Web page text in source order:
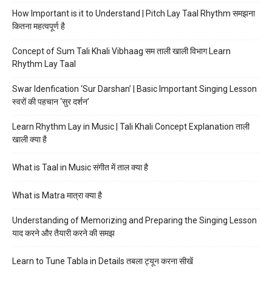
How Important is it to Understand | Pitch Lay Taal Rhythm समझना
कितना महत्वपूर्ण है
Concept of Sum Tali Khali Vibhaag सम ताली खाली विभाग Learn
Rhythm Lay Taal
Swar Idenfication ‘Sur Darshan’ | Basic Important Singing Lesson
स्वरों की पहचान ‘सुर दर्शन’
Learn Rhythm Lay in Music | Tali Khali Concept Explanation ताली
खाली क्या है
What is Taal in Music संगीत में ताल क्या है
What is Matra मात्रा क्या है
Understanding of Memorizing and Preparing the Singing Lesson
याद करने और तैयारी करने की समझ
Learn to Tune Tabla in Details तबला ट्यून करना सीखें